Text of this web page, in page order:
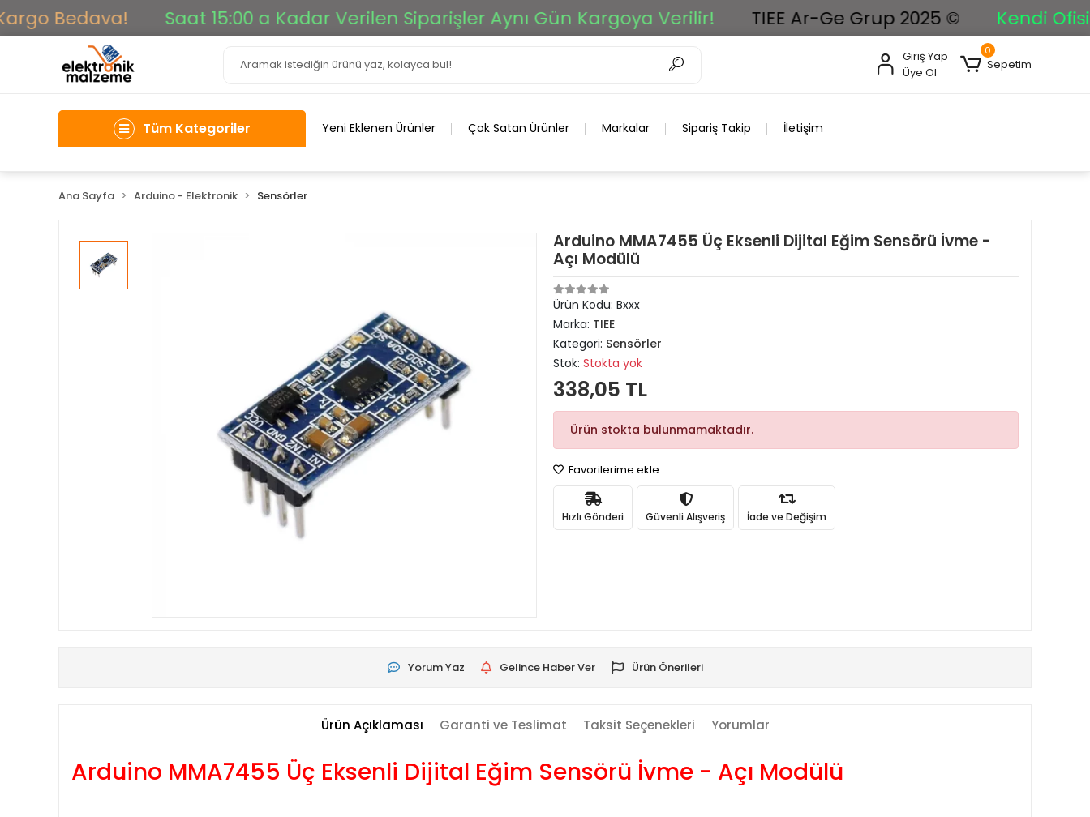
Bedava! Saat 15:00 a Kadar Verilen Siparişler Aynı Gün Kargoya Verilir! TIEE Ar-Ge Grup 2025 © Kendi
Giriş Yap
Üye Ol
0
Sepetim
Tüm Kategoriler Yeni Eklenen Ürünler Çok Satan Ürünler Markalar Sipariş Takip İletişim
Ana Sayfa Arduino - Elektronik Sensörler
Arduino MMA7455 Üç Eksenli Dijital Eğim Sensörü İvme -
Açı Modülü
Ürün Kodu: Bxxx
Marka: TIEE
Kategori: Sensörler
Stok: Stokta yok
338,05 TL
Ürün stokta bulunmamaktadır.
Favorilerime ekle
Hızlı Gönderi Güvenli Alışveriş İade ve Değişim
Yorum Yaz Gelince Haber Ver Ürün Önerileri
Ürün Açıklaması Garanti ve Teslimat Taksit Seçenekleri Yorumlar
Arduino MMA7455 Üç Eksenli Dijital Eğim Sensörü İvme - Açı Modülü